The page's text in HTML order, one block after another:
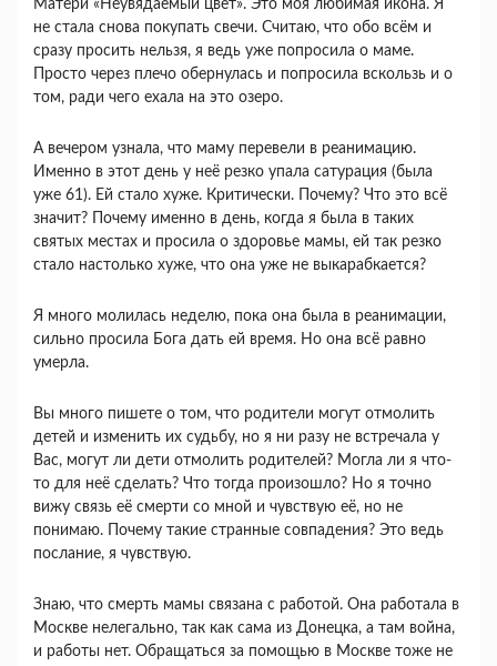
Матери «Неувядаемый цвет». Это моя любимая икона. Я
не стала снова покупать свечи. Считаю, что обо всём и
сразу просить нельзя, я ведь уже попросила о маме.
Просто через плечо обернулась и попросила вскользь и о
том, ради чего ехала на это озеро.
А вечером узнала, что маму перевели в реанимацию.
Именно в этот день у неё резко упала сатурация (была
уже 61). Ей стало хуже. Критически. Почему? Что это всё
значит? Почему именно в день, когда я была в таких
святых местах и просила о здоровье мамы, ей так резко
стало настолько хуже, что она уже не выкарабкается?
Я много молилась неделю, пока она была в реанимации,
сильно просила Бога дать ей время. Но она всё равно
умерла.
Вы много пишете о том, что родители могут отмолить
детей и изменить их судьбу, но я ни разу не встречала у
Вас, могут ли дети отмолить родителей? Могла ли я что-
то для неё сделать? Что тогда произошло? Но я точно
вижу связь её смерти со мной и чувствую её, но не
понимаю. Почему такие странные совпадения? Это ведь
послание, я чувствую.
Знаю, что смерть мамы связана с работой. Она работала в
Москве нелегально, так как сама из Донецка, а там война,
и работы нет. Обращаться за помощью в Москве тоже не